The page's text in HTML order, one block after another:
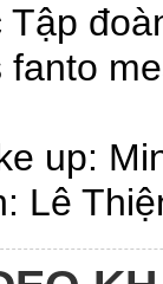
Tập
fanto
up:
Lê